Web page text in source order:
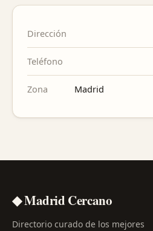
Dirección
Teléfono
Zona Madrid
◆ Madrid Cercano
Directorio curado de los mejores